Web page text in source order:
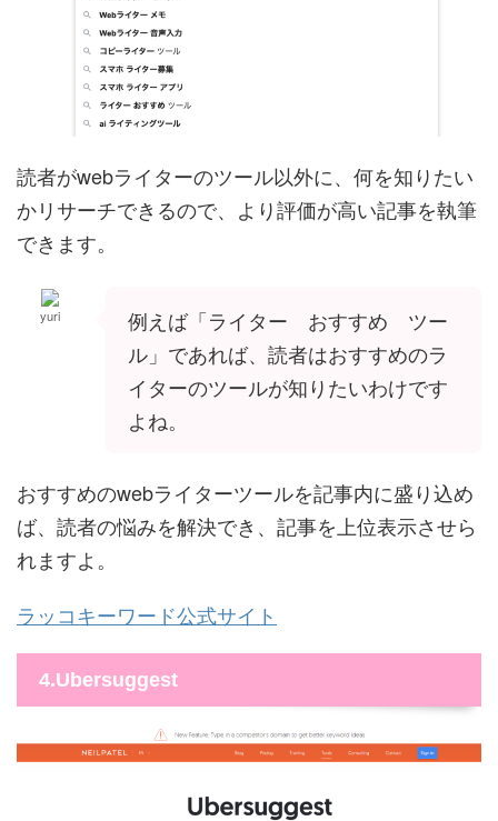
読者がwebライターのツール以外に、何を知りたい
かリサーチできるので、より評価が高い記事を執筆
できます。
yuri
例えば「ライター おすすめ ツー
ル」であれば、読者はおすすめのラ
イターのツールが知りたいわけです
よね。
おすすめのwebライターツールを記事内に盛り込め
ば、読者の悩みを解決でき、記事を上位表示させら
れますよ。
ラッコキーワード公式サイト
4.Ubersuggest